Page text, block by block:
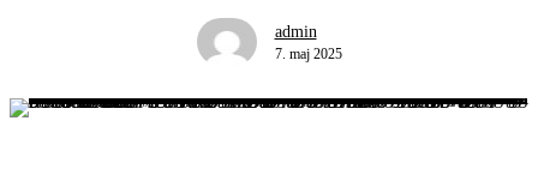
admin
7. maj 2025